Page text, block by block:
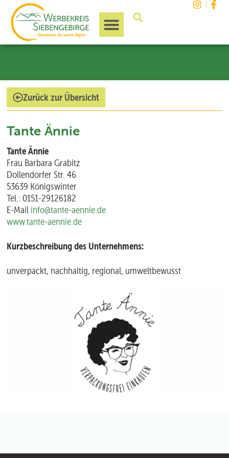
Zurück zur Übersicht
Tante Ännie
Tante Ännie
Frau Barbara Grabitz
Dollendorfer Str. 46
53639 Königswinter
Tel.: 0151-29126182
E-Mail info@tante-aennie.de
www.tante-aennie.de
Kurzbeschreibung des Unternehmens:
unverpackt, nachhaltig, regional, umweltbewusst